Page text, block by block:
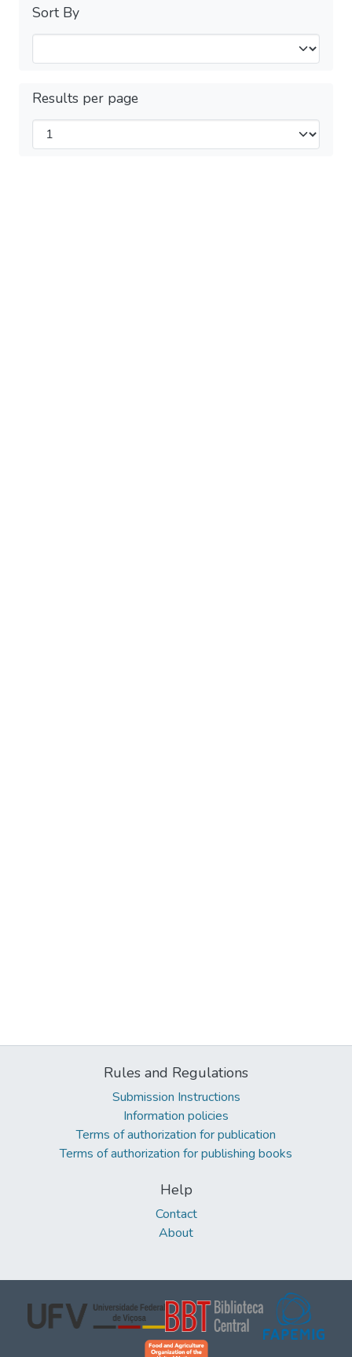
Sort By
Results per page
Rules and Regulations
Submission Instructions
Information policies
Terms of authorization for publication
Terms of authorization for publishing books
Help
Contact
About